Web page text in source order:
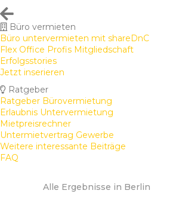
Büro vermieten
Büro untervermieten mit shareDnC
Flex Office Profis Mitgliedschaft
Erfolgsstories
Jetzt inserieren
Ratgeber
Ratgeber Bürovermietung
Erlaubnis Untervermietung
Mietpreisrechner
Untermietvertrag Gewerbe
Weitere interessante Beiträge
FAQ
Alle Ergebnisse in Berlin